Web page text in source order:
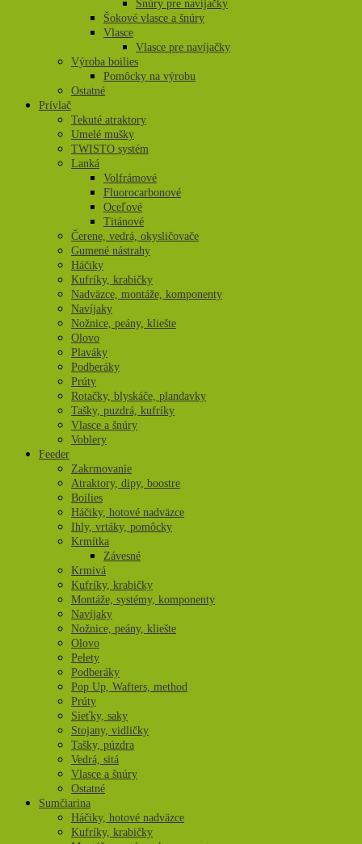
Šnúry pre navíjačky
Šokové vlasce a šnúry
Vlasce
Vlasce pre navíjačky
Výroba boilies
Pomôcky na výrobu
Ostatné
Prívlač
Tekuté atraktory
Umelé mušky
TWISTO systém
Lanká
Volfrámové
Fluorocarbonové
Oceľové
Titánové
Čerene, vedrá, okysličovače
Gumené nástrahy
Háčiky
Kufríky, krabičky
Nadväzce, montáže, komponenty
Navíjaky
Nožnice, peány, kliešte
Olovo
Plaváky
Podberáky
Prúty
Rotačky, blyskáče, plandavky
Tašky, puzdrá, kufríky
Vlasce a šnúry
Voblery
Feeder
Zakrmovanie
Atraktory, dipy, boostre
Boilies
Háčiky, hotové nadväzce
Ihly, vrtáky, pomôcky
Krmítka
Závesné
Krmivá
Kufríky, krabičky
Montáže, systémy, komponenty
Navíjaky
Nožnice, peány, kliešte
Olovo
Pelety
Podberáky
Pop Up, Wafters, method
Prúty
Sieťky, saky
Stojany, vidličky
Tašky, púzdra
Vedrá, sitá
Vlasce a šnúry
Ostatné
Sumčiarina
Háčiky, hotové nadväzce
Kufríky, krabičky